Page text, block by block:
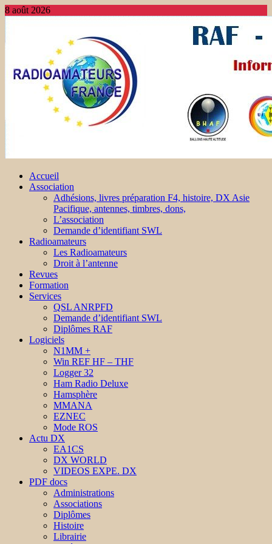
8 août 2026
Accueil
Association
Adhésions, livres préparation F4, histoire, DX Asie
Pacifique, antennes, timbres, dons,
L’association
Demande d’identifiant SWL
Radioamateurs
Les Radioamateurs
Droit à l’antenne
Revues
Formation
Services
QSL ANRPFD
Demande d’identifiant SWL
Diplômes RAF
Logiciels
N1MM +
Win REF HF – THF
Logger 32
Ham Radio Deluxe
Hamsphère
MMANA
EZNEC
Mode ROS
Actu DX
EA1CS
DX WORLD
VIDEOS EXPE. DX
PDF docs
Administrations
Associations
Diplômes
Histoire
Librairie